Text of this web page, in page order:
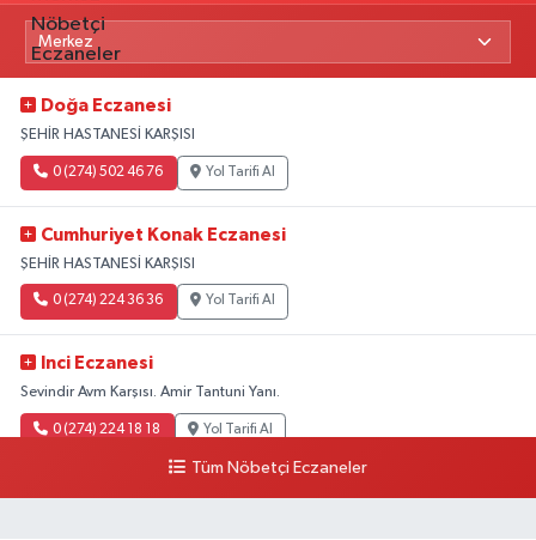
Doğa Eczanesi
ŞEHİR HASTANESİ KARŞISI
0 (274) 502 46 76 Yol Tarifi Al
Cumhuriyet Konak Eczanesi
ŞEHİR HASTANESİ KARŞISI
0 (274) 224 36 36 Yol Tarifi Al
Inci Eczanesi
Sevindir Avm Karşısı. Amir Tantuni Yanı.
0 (274) 224 18 18 Yol Tarifi Al
Tüm Nöbetçi Eczaneler